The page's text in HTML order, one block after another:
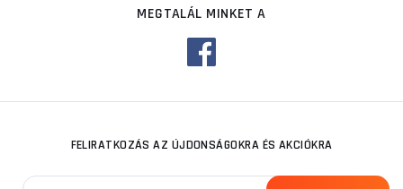
MEGTALÁL MINKET A
FELIRATKOZÁS AZ ÚJDONSÁGOKRA ÉS AKCIÓKRA